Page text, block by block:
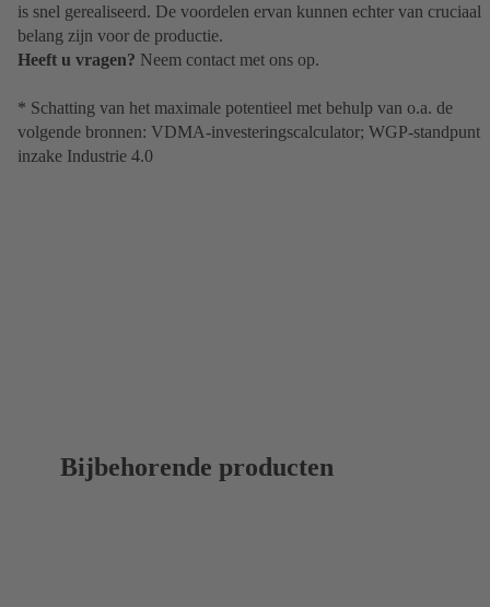
is snel gerealiseerd. De voordelen ervan kunnen echter van cruciaal
belang zijn voor de productie.
Heeft u vragen? Neem contact met ons op.
* Schatting van het maximale potentieel met behulp van o.a. de
volgende bronnen: VDMA-investeringscalculator; WGP-standpunt
inzake Industrie 4.0
Bijbehorende producten